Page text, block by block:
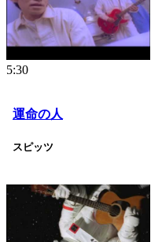
5:30
運命の人
スピッツ